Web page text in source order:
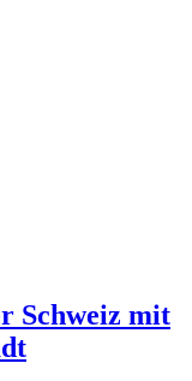
Schweiz mit